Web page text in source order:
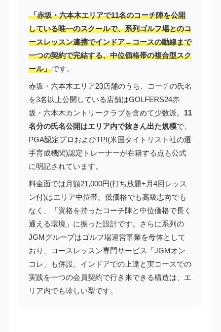
「赤坂・六本木エリアで11名のコーチ陣を公開
している唯一のスクールで、系列ゴルフ場とのコ
ースレッスン連携でインドア→コースの動線まで
一つの契約で完結する、中位価格帯の複合型スク
ール」です。
赤坂・六本木エリア23店舗のうち、コーチの氏名
を3名以上公開している店舗はGOLFERS24赤
坂・六本木カントリークラブを含めて少数派。 11
名分の氏名公開はエリア内で抜きん出た規模で、
PGA認定プロおよびTPI(米国タイトリスト社の選
手育成機関)認定トレーナーが在籍する点も公式
に明記されています。
料金面では月額21,000円(打ち放題+月4回レッス
ン付)はエリア中位帯。低価格でも高級志向でも
なく、「資格を持ったコーチ陣と中位価格で長く
通える環境」に振った設計です。さらに系列の
JGMグループはゴルフ場運営事業を母体として
おり、コースレッスン専門サービス「JGMオン
コレ」も併設。インドアでの上達と実コースでの
実践を一つの会員契約で行き来できる構造は、エ
リア内でも珍しい型です。